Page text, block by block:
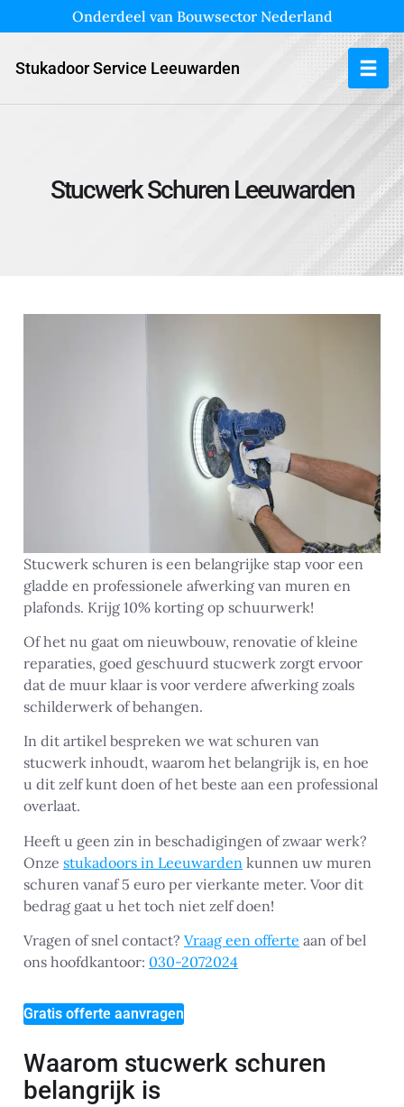
Onderdeel van Bouwsector Nederland
Stukadoor Service Leeuwarden
Stucwerk Schuren Leeuwarden
Stucwerk schuren is een belangrijke stap voor een
gladde en professionele afwerking van muren en
plafonds. Krijg 10% korting op schuurwerk!
Of het nu gaat om nieuwbouw, renovatie of kleine
reparaties, goed geschuurd stucwerk zorgt ervoor
dat de muur klaar is voor verdere afwerking zoals
schilderwerk of behangen.
In dit artikel bespreken we wat schuren van
stucwerk inhoudt, waarom het belangrijk is, en hoe
u dit zelf kunt doen of het beste aan een professional
overlaat.
Heeft u geen zin in beschadigingen of zwaar werk?
Onze stukadoors in Leeuwarden kunnen uw muren
schuren vanaf 5 euro per vierkante meter. Voor dit
bedrag gaat u het toch niet zelf doen!
Vragen of snel contact? Vraag een offerte aan of bel
ons hoofdkantoor: 030-2072024
Gratis offerte aanvragen
Waarom stucwerk schuren
belangrijk is